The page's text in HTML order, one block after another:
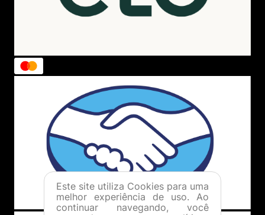
Este site utiliza Cookies para uma
melhor experiência de uso. Ao
continuar navegando, você